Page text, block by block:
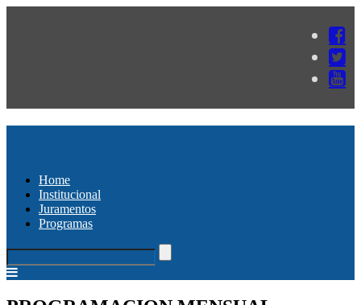
Home
Institucional
Juramentos
Programas